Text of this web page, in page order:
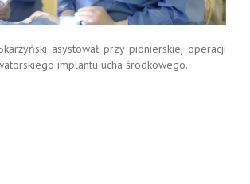
asystował przy pionierskiej operacji
implantu ucha środkowego.